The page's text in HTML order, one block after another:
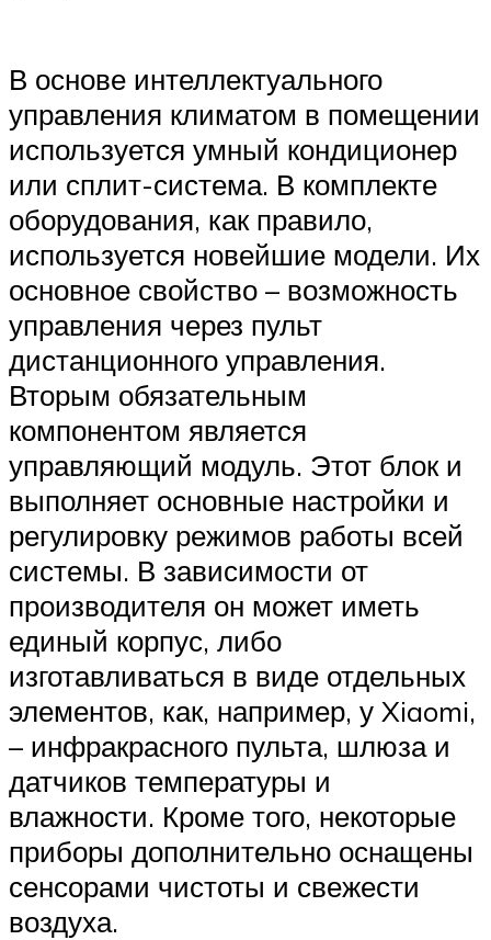
В основе интеллектуального
управления климатом в помещении
используется умный кондиционер
или сплит-система. В комплекте
оборудования, как правило,
используется новейшие модели. Их
основное свойство – возможность
управления через пульт
дистанционного управления.
Вторым обязательным
компонентом является
управляющий модуль. Этот блок и
выполняет основные настройки и
регулировку режимов работы всей
системы. В зависимости от
производителя он может иметь
единый корпус, либо
изготавливаться в виде отдельных
элементов, как, например, у Xiaomi,
– инфракрасного пульта, шлюза и
датчиков температуры и
влажности. Кроме того, некоторые
приборы дополнительно оснащены
сенсорами чистоты и свежести
воздуха.